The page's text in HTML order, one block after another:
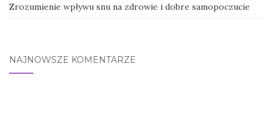
Zrozumienie wpływu snu na zdrowie i dobre samopoczucie
NAJNOWSZE KOMENTARZE